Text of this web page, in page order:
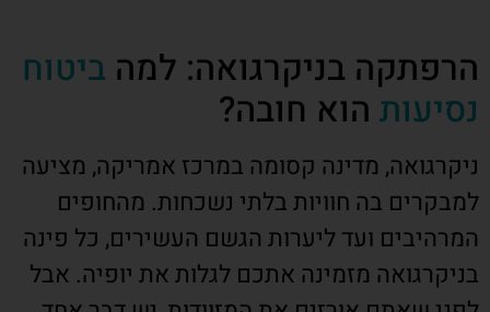
הרפתקה בניקרגואה: למה ביטוח
נסיעות הוא חובה?
ניקרגואה, מדינה קסומה במרכז אמריקה, מציעה
למבקרים בה חוויות בלתי נשכחות. מהחופים
המרהיבים ועד ליערות הגשם העשירים, כל פינה
בניקרגואה מזמינה אתכם לגלות את יופיה. אבל